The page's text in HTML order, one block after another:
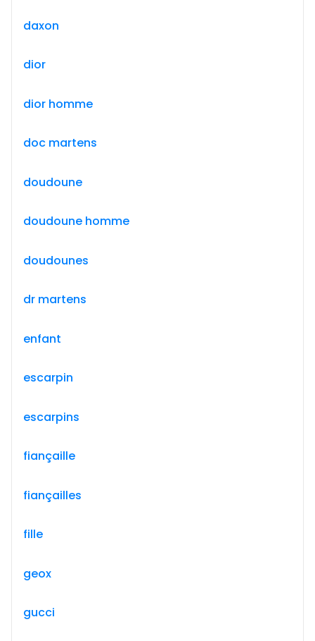
daxon
dior
dior homme
doc martens
doudoune
doudoune homme
doudounes
dr martens
enfant
escarpin
escarpins
fiançaille
fiançailles
fille
geox
gucci